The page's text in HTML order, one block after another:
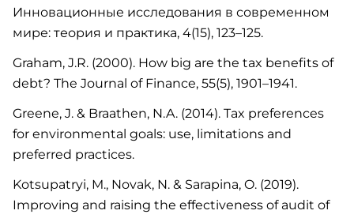
Инновационные исследования в современном
мире: теория и практика, 4(15), 123–125.
Graham, J.R. (2000). How big are the tax benefits of
debt? The Journal of Finance, 55(5), 1901–1941.
Greene, J. & Braathen, N.A. (2014). Tax preferences
for environmental goals: use, limitations and
preferred practices.
Kotsupatryi, M., Novak, N. & Sarapina, O. (2019).
Improving and raising the effectiveness of audit of